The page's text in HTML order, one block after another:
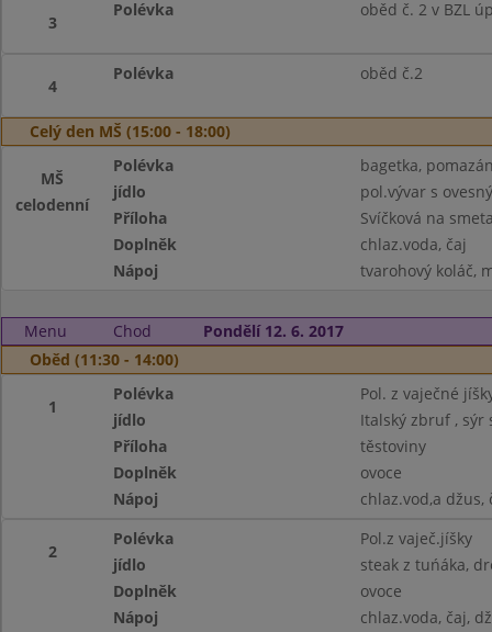
3
Polévka oběd č. 2 v BZL
4
Polévka oběd č.2
Celý den MŠ (15:00 - 18:00)
MŠ
celodenní
Polévka
bagetka,
jídlo
pol.vývar s
Příloha
Svíčková na
Doplněk
chlaz.voda, čaj
Nápoj
tvarohový koláč,
Menu Chod
Pondělí 12. 6. 2017
Oběd (11:30 - 14:00)
1
Polévka
Pol. z vaječné
jídlo
Italský zbruf , sýr
Příloha
těstoviny
Doplněk
ovoce
Nápoj
chlaz.vod,a džus,
2
Polévka
Pol.z vaječ.jíšky
jídlo
steak z tuńáka,
Doplněk
ovoce
Nápoj
chlaz.voda, čaj,